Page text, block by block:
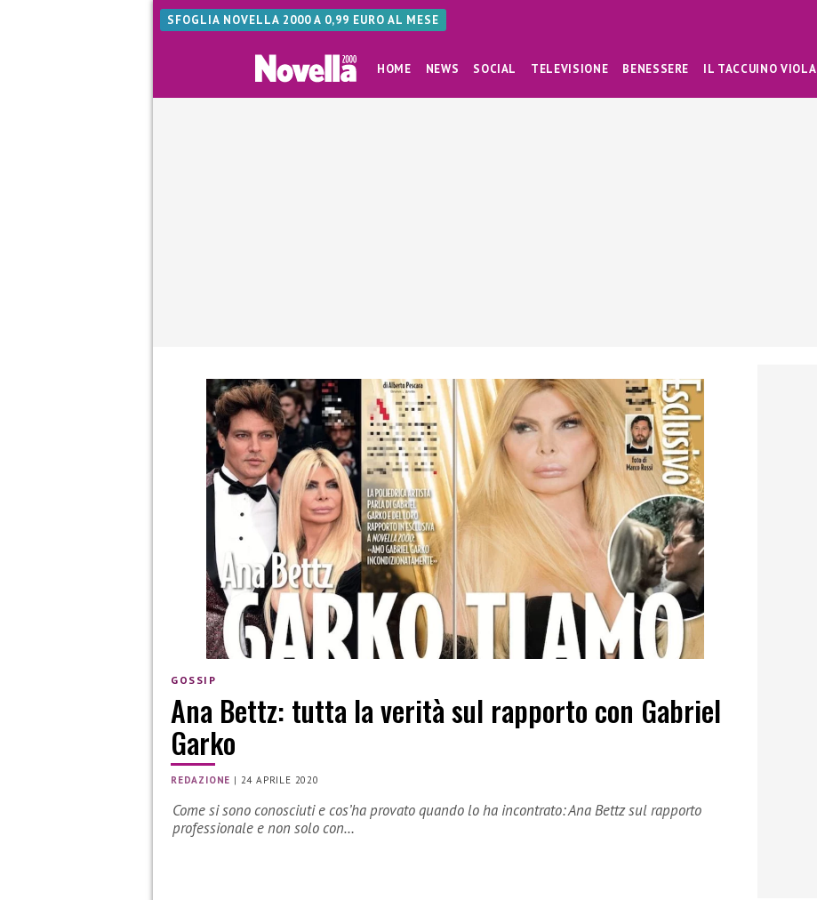
SFOGLIA NOVELLA 2000 A 0,99 EURO AL MESE
HOME NEWS SOCIAL TELEVISIONE BENESSERE IL TACCUINO VIOLA
GOSSIP
Ana Bettz: tutta la verità sul rapporto con Gabriel
Garko
REDAZIONE | 24 APRILE 2020
Come si sono conosciuti e cos’ha provato quando lo ha incontrato: Ana Bettz sul rapporto
professionale e non solo con…